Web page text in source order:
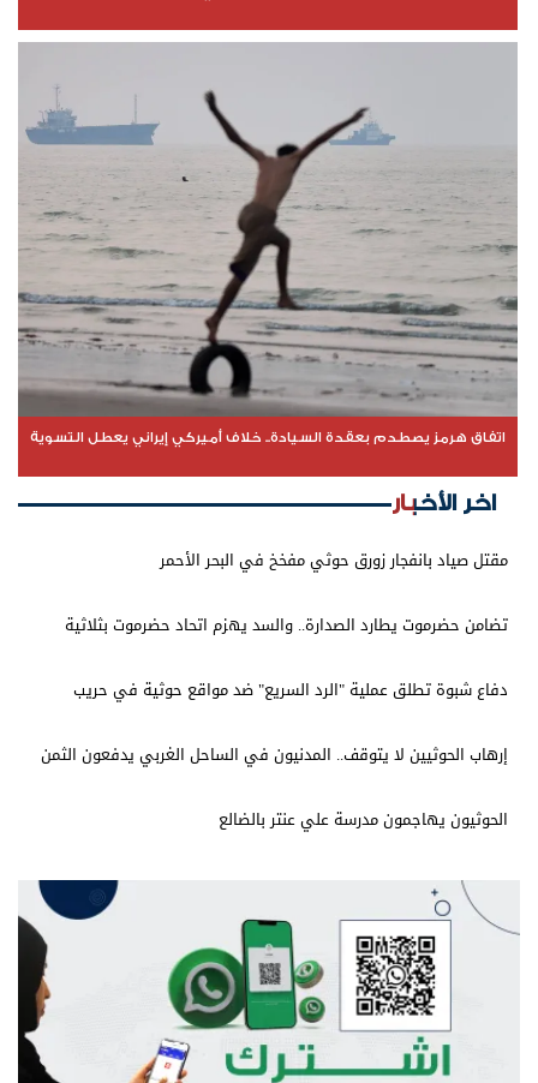
اتفاق هرمز يصطدم بعقدة السيادة.. خلاف أميركي إيراني يعطل التسوية
اخر الأخبار
مقتل صياد بانفجار زورق حوثي مفخخ في البحر الأحمر
تضامن حضرموت يطارد الصدارة.. والسد يهزم اتحاد حضرموت بثلاثية
دفاع شبوة تطلق عملية "الرد السريع" ضد مواقع حوثية في حريب
إرهاب الحوثيين لا يتوقف.. المدنيون في الساحل الغربي يدفعون الثمن
الحوثيون يهاجمون مدرسة علي عنتر بالضالع